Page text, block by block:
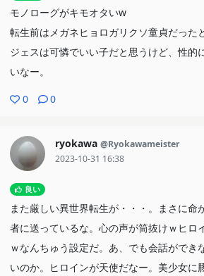
モノローグがキモオタいw
転生前はメガネヒョロガリクソ童貞だったと
ジェスは可憐でいい子だと思うけど、性的
いなー。
0 0
ryokawa @Ryokawameister
2023-10-31 16:38
良い
また厳しい異世界転生が・・・。まさに命
者に送っているな。心の声が筒抜けｗヒロ
ｗなんちゅう設定だ。あ、でも会話ができ
いのか。ヒロインが天使だなー。美少女に